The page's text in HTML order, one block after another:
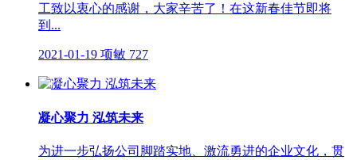
工致以衷心的感谢，大家辛苦了！在这新春佳节即将
到...
2021-01-19 项敏 727
凝心聚力 泓筑未来
为进一步弘扬公司脚踏实地、激流勇进的企业文化，贯